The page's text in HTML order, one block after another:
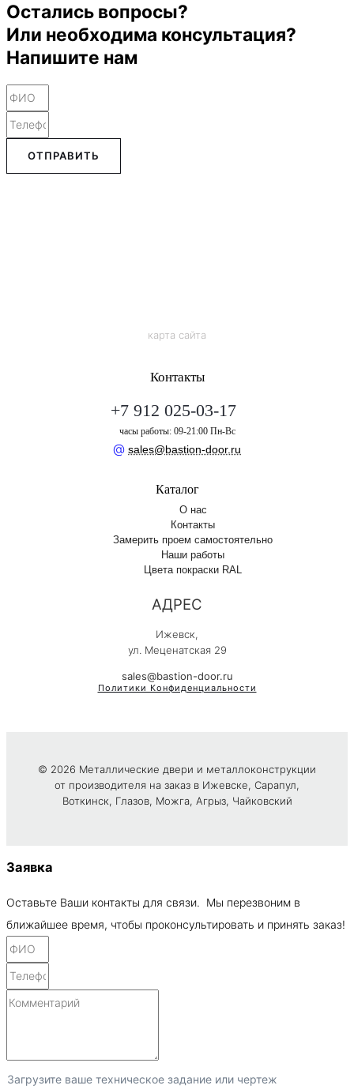
Остались вопросы?
Или необходима консультация?
Напишите нам
ОТПРАВИТЬ
карта сайта
Контакты
+7 912 025-03-17
часы работы: 09-21:00 Пн-Вс
@ sales@bastion-door.ru
Каталог
О нас
Контакты
Замерить проем самостоятельно
Наши работы
Цвета покраски RAL
АДРЕС
Ижевск,
ул. Меценатская 29
sales@bastion-door.ru
Политики Конфиденциальности
© 2026 Металлические двери и металлоконструкции
от производителя на заказ в Ижевске, Сарапул,
Воткинск, Глазов, Можга, Агрыз, Чайковский
Заявка
Оставьте Ваши контакты для связи. Мы перезвоним в
ближайшее время, чтобы проконсультировать и принять заказ!
Загрузите ваше техническое задание или чертеж